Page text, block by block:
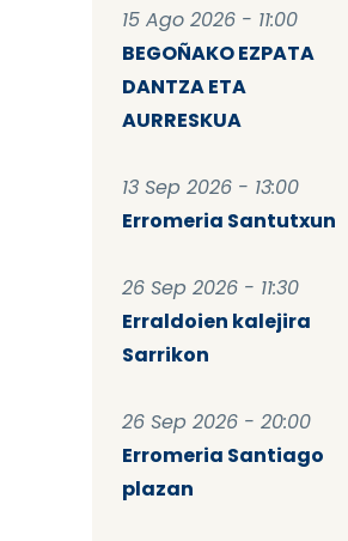
15 Ago 2026 - 11:00
BEGOÑAKO EZPATA
DANTZA ETA
AURRESKUA
13 Sep 2026 - 13:00
Erromeria Santutxun
26 Sep 2026 - 11:30
Erraldoien kalejira
Sarrikon
26 Sep 2026 - 20:00
Erromeria Santiago
plazan